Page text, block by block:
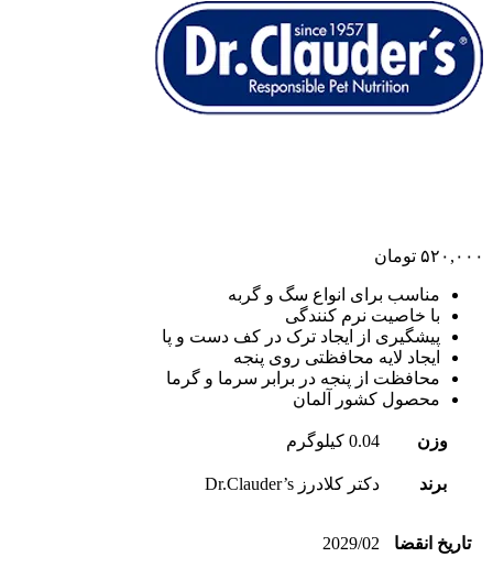
۵۲۰,۰۰۰ تومان
مناسب برای انواع سگ و گربه
با خاصیت نرم کنندگی
پیشگیری از ایجاد ترک در کف دست و پا
ایجاد لایه محافظتی روی پنجه
محافظت از پنجه در برابر سرما و گرما
محصول کشور آلمان
وزن 0.04 کیلوگرم
برند دکتر کلادرز Dr.Clauder’s
تاریخ انقضا 2029/02